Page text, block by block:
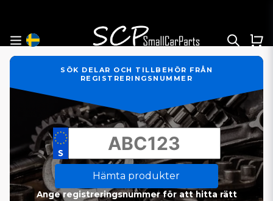
SÖK DELAR OCH TILLBEHÖR FRÅN
REGISTRERINGSNUMMER
Hämta produkter
Ange registreringsnummer för att hitta rätt